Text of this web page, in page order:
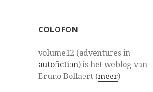
COLOFON
volume12 (adventures in
autofiction) is het weblog van
Bruno Bollaert (meer)